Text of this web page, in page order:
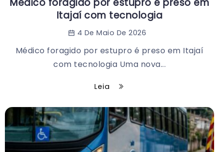
Médico foragido por estupro é preso em
Itajaí com tecnologia
4 De Maio De 2026
Médico foragido por estupro é preso em Itajaí
com tecnologia Uma nova...
Leia